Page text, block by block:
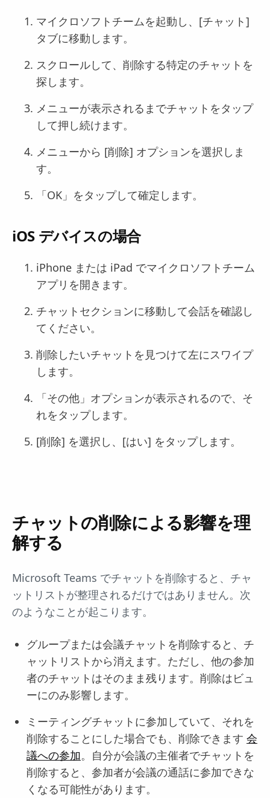
マイクロソフトチームを起動し、[チャット]
タブに移動します。
スクロールして、削除する特定のチャットを
探します。
メニューが表示されるまでチャットをタップ
して押し続けます。
メニューから [削除] オプションを選択しま
す。
「OK」をタップして確定します。
iOS デバイスの場合
iPhone または iPad でマイクロソフトチーム
アプリを開きます。
チャットセクションに移動して会話を確認し
てください。
削除したいチャットを見つけて左にスワイプ
します。
「その他」オプションが表示されるので、そ
れをタップします。
[削除] を選択し、[はい] をタップします。
チャットの削除による影響を理
解する
Microsoft Teams でチャットを削除すると、チャ
ットリストが整理されるだけではありません。次
のようなことが起こります。
グループまたは会議チャットを削除すると、チ
ャットリストから消えます。ただし、他の参加
者のチャットはそのまま残ります。削除はビュ
ーにのみ影響します。
ミーティングチャットに参加していて、それを
削除することにした場合でも、削除できます 会
議への参加。自分が会議の主催者でチャットを
削除すると、参加者が会議の通話に参加できな
くなる可能性があります。